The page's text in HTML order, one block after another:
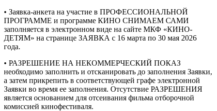
• Заявка-анкета на участие в ПРОФЕССИОНАЛЬНОЙ
ПРОГРАММЕ и программе КИНО СНИМАЕМ САМИ
заполняется в электронном виде на сайте МКФ «КИНО-
ДЕТЯМ» на странице ЗАЯВКА с 16 марта по 30 мая 2026
года.
• РАЗРЕШЕНИЕ НА НЕКОММЕРЧЕСКИЙ ПОКАЗ
необходимо заполнить и отсканировать до заполнения Заявки,
а затем прикрепить в соответствующей графе электронной
Заявки во время ее заполнения. Отсутствие РАЗРЕШЕНИЯ
является основанием для отсеивания фильма отборочной
комиссией кинофестиваля.